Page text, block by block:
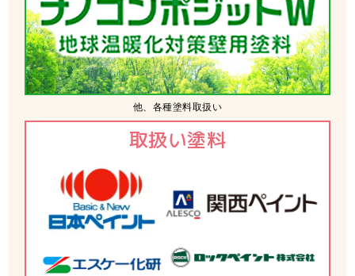
他、各種塗料取扱い
取扱い塗料